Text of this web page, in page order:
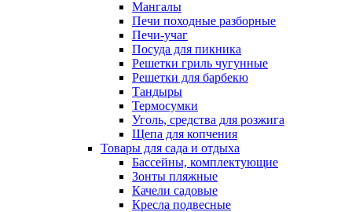
Мангалы
Печи походные разборные
Печи-учаг
Посуда для пикника
Решетки гриль чугунные
Решетки для барбекю
Тандыры
Термосумки
Уголь, средства для розжига
Щепа для копчения
Товары для сада и отдыха
Бассейны, комплектующие
Зонты пляжные
Качели садовые
Кресла подвесные